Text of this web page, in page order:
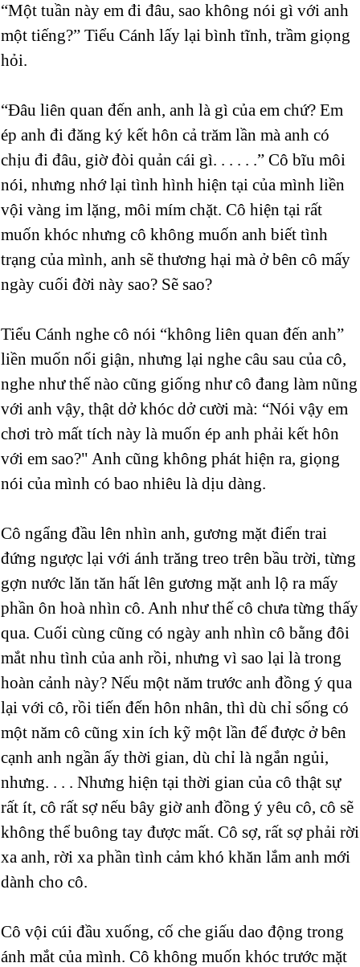
“Một tuần này em đi đâu, sao không nói gì với anh
một tiếng?” Tiểu Cánh lấy lại bình tĩnh, trầm giọng
hỏi.
“Đâu liên quan đến anh, anh là gì của em chứ? Em
ép anh đi đăng ký kết hôn cả trăm lần mà anh có
chịu đi đâu, giờ đòi quản cái gì. . . . . .” Cô bĩu môi
nói, nhưng nhớ lại tình hình hiện tại của mình liền
vội vàng im lặng, môi mím chặt. Cô hiện tại rất
muốn khóc nhưng cô không muốn anh biết tình
trạng của mình, anh sẽ thương hại mà ở bên cô mấy
ngày cuối đời này sao? Sẽ sao?
Tiểu Cánh nghe cô nói “không liên quan đến anh”
liền muốn nổi giận, nhưng lại nghe câu sau của cô,
nghe như thế nào cũng giống như cô đang làm nũng
với anh vậy, thật dở khóc dở cười mà: “Nói vậy em
chơi trò mất tích này là muốn ép anh phải kết hôn
với em sao?" Anh cũng không phát hiện ra, giọng
nói của mình có bao nhiêu là dịu dàng.
Cô ngẩng đầu lên nhìn anh, gương mặt điển trai
đứng ngược lại với ánh trăng treo trên bầu trời, từng
gợn nước lăn tăn hất lên gương mặt anh lộ ra mấy
phần ôn hoà nhìn cô. Anh như thế cô chưa từng thấy
qua. Cuối cùng cũng có ngày anh nhìn cô bằng đôi
mắt nhu tình của anh rồi, nhưng vì sao lại là trong
hoàn cảnh này? Nếu một năm trước anh đồng ý qua
lại với cô, rồi tiến đến hôn nhân, thì dù chỉ sống có
một năm cô cũng xin ích kỹ một lần để được ở bên
cạnh anh ngần ấy thời gian, dù chỉ là ngắn ngủi,
nhưng. . . . Nhưng hiện tại thời gian của cô thật sự
rất ít, cô rất sợ nếu bây giờ anh đồng ý yêu cô, cô sẽ
không thể buông tay được mất. Cô sợ, rất sợ phải rời
xa anh, rời xa phần tình cảm khó khăn lắm anh mới
dành cho cô.
Cô vội cúi đầu xuống, cố che giấu dao động trong
ánh mắt của mình. Cô không muốn khóc trước mặt